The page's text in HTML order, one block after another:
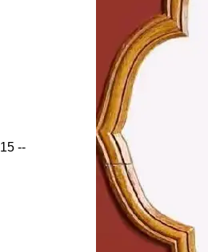
15 --